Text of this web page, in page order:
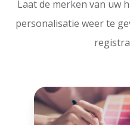
Laat de merken van uw
personalisatie weer te